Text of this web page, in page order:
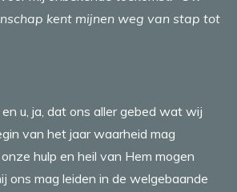
kent mijnen weg van stap tot
u, ja, dat ons aller gebed wat wij
van het jaar waarheid mag
hulp en heil van Hem mogen
ons mag leiden in de welgebaande